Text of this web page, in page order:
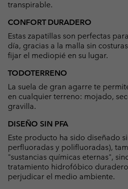
transpirable.
CONFORT DURADERO
Estas zapatillas son perfectas
día, gracias a la malla sin
fijar el mediopié en su lugar.
TODOTERRENO
La suela de gran agarre te
en cualquier terreno: mojado,
gravilla.
DISEÑO SIN PFA
Este producto ha sido diseñado
perfluoradas y polifluoradas),
"sustancias químicas eternas",
tratamiento hidrofóbico
perjudicar el medio ambiente.